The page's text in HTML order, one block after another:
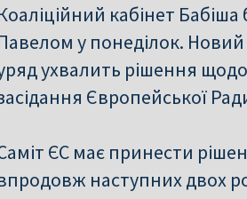
кабінет
у понеділок.
ухвалить рішення
Європейської
ЄС має принести
наступних двох